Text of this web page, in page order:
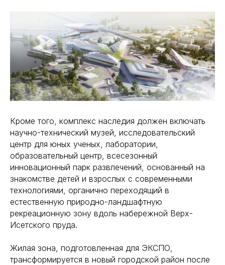
Кроме того, комплекс наследия должен включать
научно-технический музей, исследовательский
центр для юных ученых, лаборатории,
образовательный центр, всесезонный
инновационный парк развлечений, основанный на
знакомстве детей и взрослых с современными
технологиями, органично переходящий в
естественную природно-ландшафтную
рекреационную зону вдоль набережной Верх-
Исетского пруда.
Жилая зона, подготовленная для ЭКСПО,
трансформируется в новый городской район после